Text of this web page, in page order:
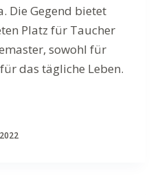
Die Gegend bietet
Platz für Taucher
sowohl für
das tägliche Leben.